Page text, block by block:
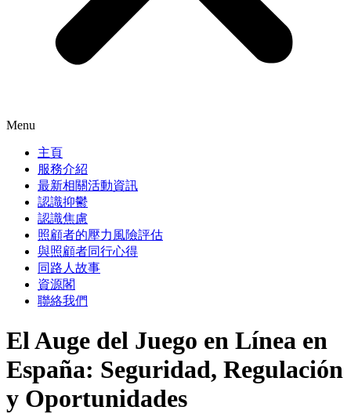
Menu
主頁
服務介紹
最新相關活動資訊
認識抑鬱
認識焦慮
照顧者的壓力風險評估
與照顧者同行心得
同路人故事
資源閣
聯絡我們
El Auge del Juego en Línea en
España: Seguridad, Regulación
y Oportunidades